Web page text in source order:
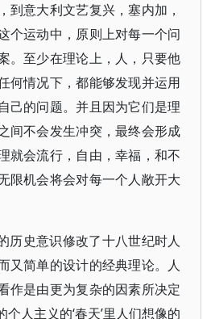
到意大利文艺复兴，塞内加，
个运动中，原则上对每一个问
。至少在理论上，人，只要他
何情况下，都能够发现并运用
己的问题。并且因为它们是理
间不会发生冲突，最终会形成
就会流行，自由，幸福，和不
限机会将会对每一个人敞开大
历史意识修改了十八世纪时人
又简单的设计的经典理论。人
作是由更为复杂的因素所决定
人主义的‘春天’里人们想像的